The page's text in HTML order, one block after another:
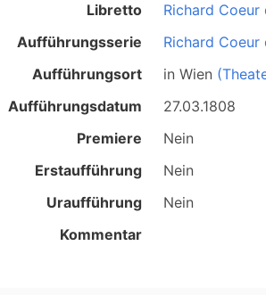
Libretto
Richard Coeur
Aufführungsserie
Richard Coeur
Aufführungsort
inWien
Aufführungsdatum
27.03.1808
Premiere
Nein
Erstaufführung
Nein
Uraufführung
Nein
Kommentar